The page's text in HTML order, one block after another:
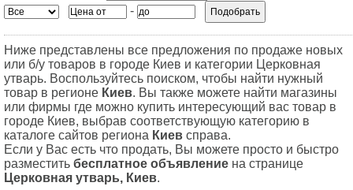
-
Ниже представлены все предложения по продаже новых
или б/у товаров в городе Киев и категории Церковная
утварь. Воспользуйтесь поиском, чтобы найти нужный
товар в регионе Киев. Вы также можете найти магазины
или фирмы где можно купить интересующий вас товар в
городе Киев, выбрав соответствующую категорию в
каталоге сайтов региона Киев справа.
Если у Вас есть что продать, Вы можете просто и быстро
разместить бесплатное объявление на странице
Церковная утварь, Киев.